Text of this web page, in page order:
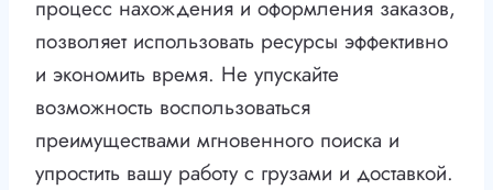
процесс нахождения и оформления заказов,
позволяет использовать ресурсы эффективно
и экономить время. Не упускайте
возможность воспользоваться
преимуществами мгновенного поиска и
упростить вашу работу с грузами и доставкой.